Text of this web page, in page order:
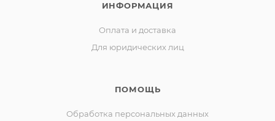
ИНФОРМАЦИЯ
Оплата и доставка
Для юридических лиц
ПОМОЩЬ
Обработка персональных данных